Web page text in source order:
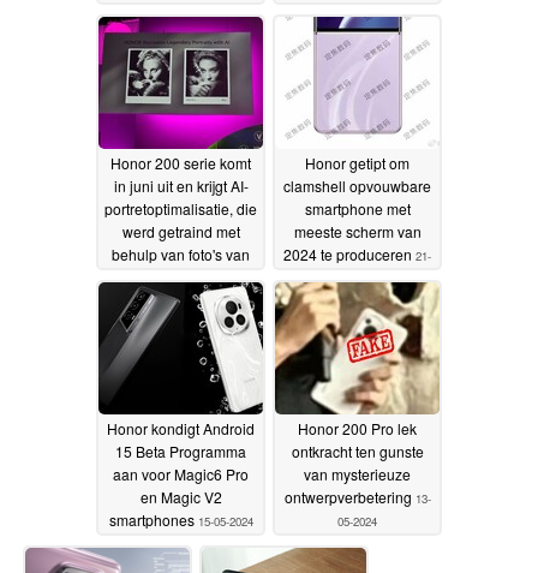
25-05-2024
Honor 200 serie komt
in juni uit en krijgt AI-
portretoptimalisatie, die
werd getraind met
behulp van foto's van
Harcourt Studio22-05-
2024
Honor getipt om
clamshell opvouwbare
smartphone met
meeste scherm van
2024 te produceren 21-
05-2024
Honor kondigt Android
15 Beta Programma
aan voor Magic6 Pro
en Magic V2
smartphones 15-05-2024
Honor 200 Pro lek
ontkracht ten gunste
van mysterieuze
ontwerpverbetering 13-
05-2024